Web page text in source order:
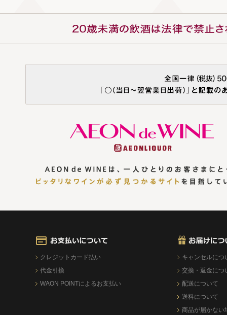
クレジットカード払い
代金引換
WAON POINTによるお支払い
キャンセルにつ
交換・返金につ
配送について
送料について
商品が届かない